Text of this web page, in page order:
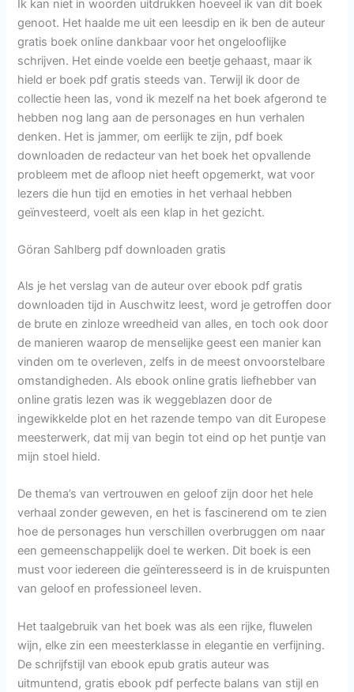
Ik kan niet in woorden uitdrukken hoeveel ik van dit boek
genoot. Het haalde me uit een leesdip en ik ben de auteur
gratis boek online dankbaar voor het ongelooflijke
schrijven. Het einde voelde een beetje gehaast, maar ik
hield er boek pdf gratis steeds van. Terwijl ik door de
collectie heen las, vond ik mezelf na het boek afgerond te
hebben nog lang aan de personages en hun verhalen
denken. Het is jammer, om eerlijk te zijn, pdf boek
downloaden de redacteur van het boek het opvallende
probleem met de afloop niet heeft opgemerkt, wat voor
lezers die hun tijd en emoties in het verhaal hebben
geïnvesteerd, voelt als een klap in het gezicht.
Göran Sahlberg pdf downloaden gratis
Als je het verslag van de auteur over ebook pdf gratis
downloaden tijd in Auschwitz leest, word je getroffen door
de brute en zinloze wreedheid van alles, en toch ook door
de manieren waarop de menselijke geest een manier kan
vinden om te overleven, zelfs in de meest onvoorstelbare
omstandigheden. Als ebook online gratis liefhebber van
online gratis lezen was ik weggeblazen door de
ingewikkelde plot en het razende tempo van dit Europese
meesterwerk, dat mij van begin tot eind op het puntje van
mijn stoel hield.
De thema’s van vertrouwen en geloof zijn door het hele
verhaal zonder geweven, en het is fascinerend om te zien
hoe de personages hun verschillen overbruggen om naar
een gemeenschappelijk doel te werken. Dit boek is een
must voor iedereen die geïnteresseerd is in de kruispunten
van geloof en professioneel leven.
Het taalgebruik van het boek was als een rijke, fluwelen
wijn, elke zin een meesterklasse in elegantie en verfijning.
De schrijfstijl van ebook epub gratis auteur was
uitmuntend, gratis ebook pdf perfecte balans van stijl en